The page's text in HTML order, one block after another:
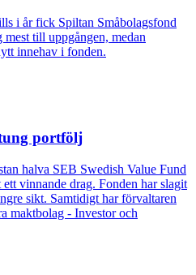
i år fick Spiltan Småbolagsfond
till uppgången, medan
innehav i fonden.
portfölj
halva SEB Swedish Value Fund
vinnande drag. Fonden har slagit
sikt. Samtidigt har förvaltaren
maktbolag - Investor och